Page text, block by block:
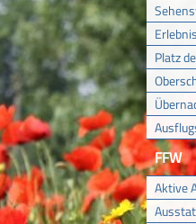
Platz
FFW
Aktive